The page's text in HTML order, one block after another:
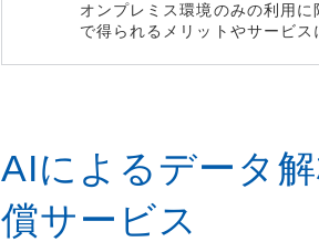
オンプレミス環境のみの利用
で得られるメリットやサービス
AIによるデータ
償サービス